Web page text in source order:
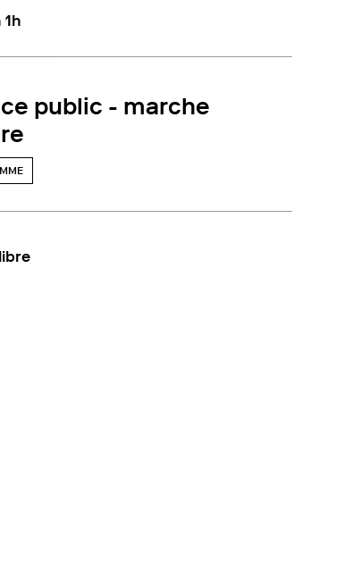
1h
public - marche